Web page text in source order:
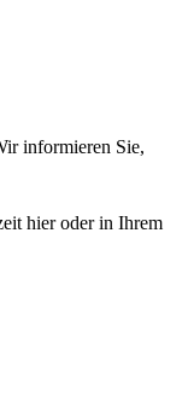
informieren Sie,
hier oder in Ihrem